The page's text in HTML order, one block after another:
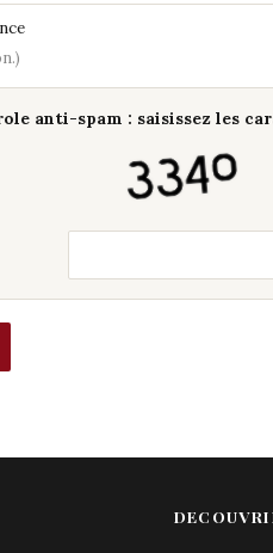
anti-spam : saisissez les